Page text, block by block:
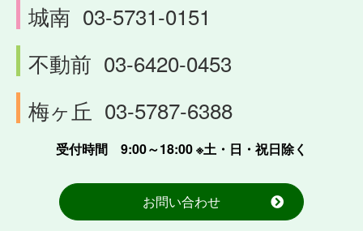
城南 03-5731-0151
不動前 03-6420-0453
梅ヶ丘 03-5787-6388
受付時間 9:00～18:00 ※土・日・祝日除く
お問い合わせ